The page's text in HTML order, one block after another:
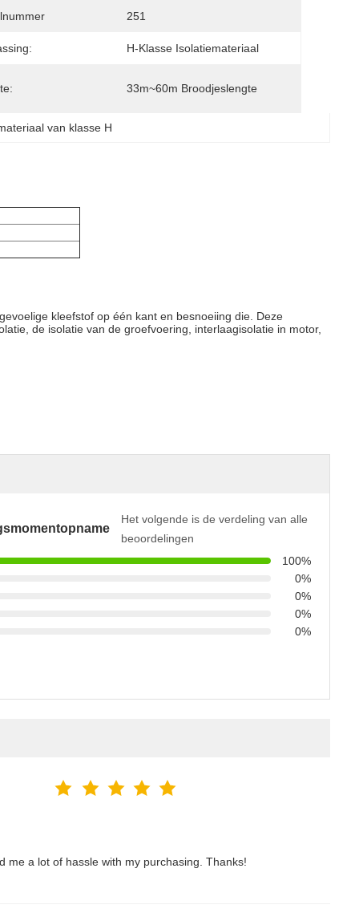
251
H-Klasse Isolatiemateriaal
33m~60m Broodjeslengte
van klasse H
kleefstof op één kant en besnoeiing die. Deze
de isolatie van de groefvoering, interlaagisolatie in motor,
Het volgende is de verdeling van alle
beoordelingen
100%
0%
0%
0%
0%
me a lot of hassle with my purchasing. Thanks!